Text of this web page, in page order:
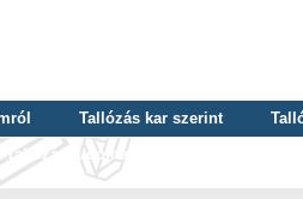
Tallózás kar szerint
Tallózás tudományterület szerint